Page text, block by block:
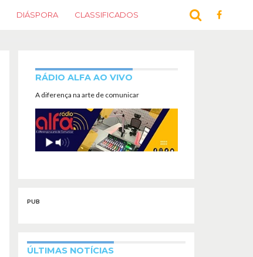
DIÁSPORA CLASSIFICADOS
RÁDIO ALFA AO VIVO
A diferença na arte de comunicar
PUB
ÚLTIMAS NOTÍCIAS